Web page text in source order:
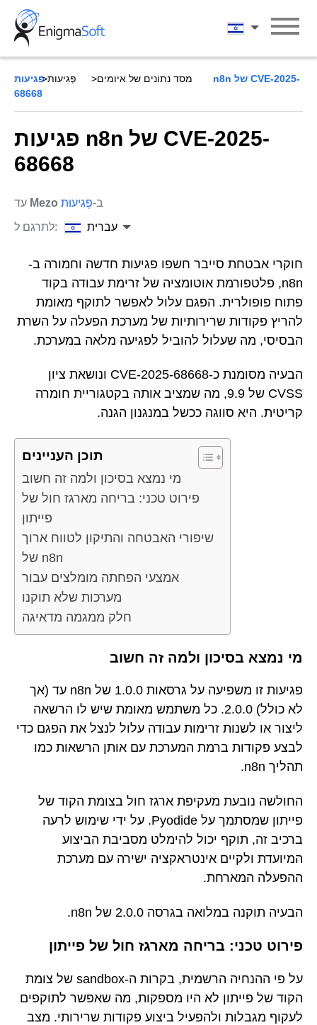
Skip
content
עברית
מסד נתונים של איומים פְּגִיעוּת פגיעות n8n של CVE-2025-
68668
פגיעות n8n של CVE-2025-
68668
Mezo ב-פְּגִיעוּת
לתרגם ל:
עברית
חוקרי אבטחת סייבר חשפו פגיעות חדשה וחמורה ב-
n8n, פלטפורמת אוטומציה של זרימת עבודה בקוד
פתוח פופולרית. הפגם עלול לאפשר לתוקף מאומת
להריץ פקודות שרירותיות של מערכת הפעלה על השרת
הבסיסי, מה שעלול להוביל לפגיעה מלאה במערכת.
הבעיה מסומנת כ-CVE-2025-68668 ונושאת ציון
CVSS של 9.9, מה שמציב אותה בקטגוריית חומרה
קריטית. היא סווגה ככשל במנגנון הגנה.
תוכן העניינים
מי נמצא בסיכון ולמה זה חשוב
פירוט טכני: בריחה מארגז חול של
פייתון
שיפורי האבטחה והתיקון לטווח ארוך
של n8n
אמצעי הפחתה מומלצים עבור
מערכות שלא תוקנו
חלק ממגמה מדאיגה
מי נמצא בסיכון ולמה זה חשוב
פגיעות זו משפיעה על גרסאות 1.0.0 של n8n עד (אך
לא כולל) 2.0.0. כל משתמש מאומת שיש לו הרשאה
ליצור או לשנות זרימות עבודה עלול לנצל את הפגם כדי
לבצע פקודות ברמת המערכת עם אותן הרשאות כמו
תהליך n8n.
החולשה נובעת מעקיפת ארגז חול בצומת הקוד של
פייתון שמסתמך על Pyodide. על ידי שימוש לרעה
ברכיב זה, תוקף יכול להימלט מסביבת הביצוע
המיועדת ולקיים אינטראקציה ישירה עם מערכת
ההפעלה המארחת.
הבעיה תוקנה במלואה בגרסה 2.0.0 של n8n.
פירוט טכני: בריחה מארגז חול של פייתון
על פי ההנחיה הרשמית, בקרות ה-sandbox של צומת
הקוד של פייתון לא היו מספקות, מה שאפשר לתוקפים
לעקוף מגבלות ולהפעיל ביצוע פקודות שרירותי. מצב